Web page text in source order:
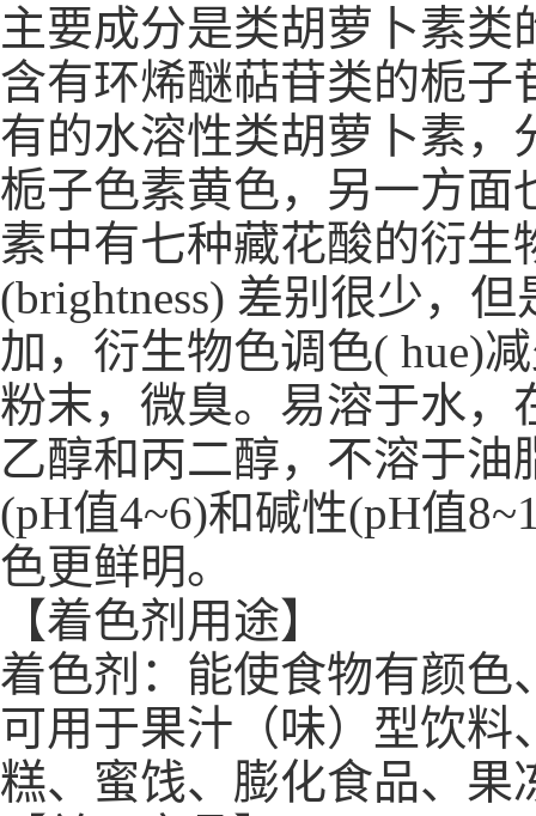
主要成分是类胡萝卜素类
含有环烯醚萜苷类的栀子
有的水溶性类胡萝卜素，
栀子色素黄色，另一方面
素中有七种藏花酸的衍生
(brightness) 差别很少，
加，衍生物色调色( hue)
粉末，微臭。易溶于水，
乙醇和丙二醇，不溶于
(pH值4~6)和碱性(pH值
色更鲜明。
【着色剂用途】
着色剂：能使食物有颜色
可用于果汁（味）型饮
糕、蜜饯、膨化食品、果